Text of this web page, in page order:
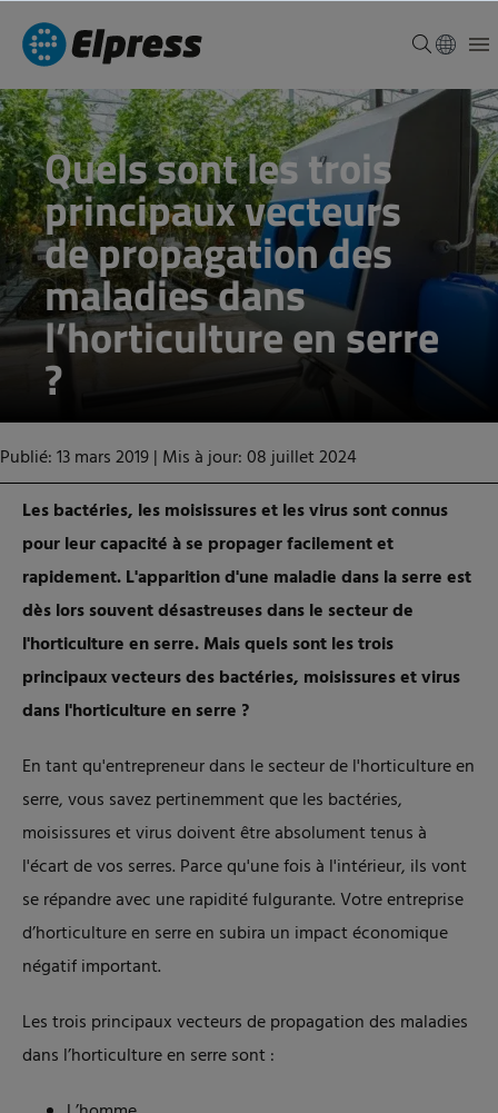
Quels sont les trois
principaux vecteurs
de propagation des
maladies dans
l’horticulture en serre
?
Publié: 13 mars 2019| Mis à jour: 08 juillet 2024
Les bactéries, les moisissures et les virus sont connus
pour leur capacité à se propager facilement et
rapidement. L'apparition d'une maladie dans la serre est
dès lors souvent désastreuses dans le secteur de
l'horticulture en serre. Mais quels sont les trois
principaux vecteurs des bactéries, moisissures et virus
dans l'horticulture en serre ?
En tant qu'entrepreneur dans le secteur de l'horticulture en
serre, vous savez pertinemment que les bactéries,
moisissures et virus doivent être absolument tenus à
l'écart de vos serres. Parce qu'une fois à l'intérieur, ils vont
se répandre avec une rapidité fulgurante. Votre entreprise
d’horticulture en serre en subira un impact économique
négatif important.
Les trois principaux vecteurs de propagation des maladies
dans l’horticulture en serre sont :